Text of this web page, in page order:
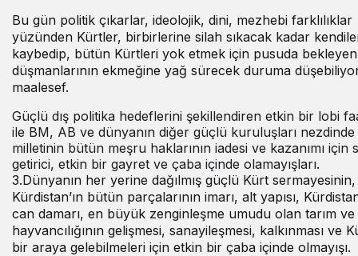
Bu gün politik çıkarlar, ideolojik, dini, mezhebi farklılıklar
yüzünden Kürtler, birbirlerine silah sıkacak kadar
kaybedip, bütün Kürtleri yok etmek için pusuda bekleyen
düşmanlarının ekmeğine yağ sürecek duruma
maalesef.
Güçlü dış politika hedeflerini şekillendiren etkin bir lobi
ile BM, AB ve dünyanın diğer güçlü kuruluşları
milletinin bütün meşru haklarının iadesi ve kazanımı için
getirici, etkin bir gayret ve çaba içinde olamayışları.
3.Dünyanın her yerine dağılmış güçlü Kürt
Kürdistan’ın bütün parçalarının imarı, alt yapısı,
can damarı, en büyük zenginleşme umudu olan tarım ve
hayvancılığının gelişmesi, sanayileşmesi, kalkınması ve
bir araya gelebilmeleri için etkin bir çaba içinde olmayışı.